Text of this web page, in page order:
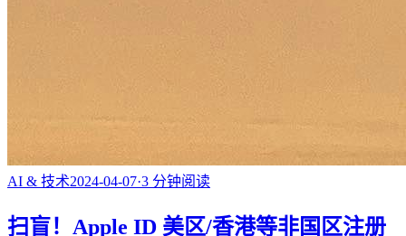
AI & 技术2024-04-07·3 分钟阅读
扫盲！Apple ID 美区/香港等非国区注册